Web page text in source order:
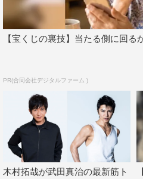
【宝くじの裏技】当たる側に回る
PR(合同会社デジタルファーム )
木村拓哉が武田真治の最新筋ト